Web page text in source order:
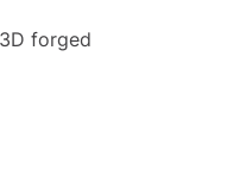
forged